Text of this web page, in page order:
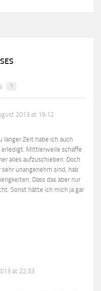
1
2013 at 19:12
langer Zeit habe ich auch
erledigt. Mittlerweile schaffe
alles aufzuschieben. Doch
unangenehm sind, hab
Dass das aber nur
Sonst hätte ich mich ja gar
at 22:33